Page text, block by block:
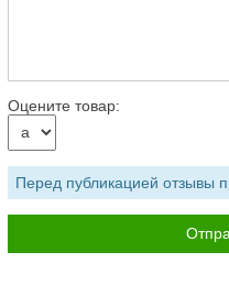
Оцените товар:
Перед публикацией отзывы